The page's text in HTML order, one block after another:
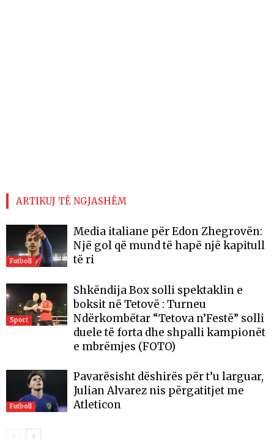
ARTIKUJ TË NGJASHËM
Futboll
Media italiane për Edon Zhegrovën:
Një gol që mund të hapë një kapitull
të ri
Sport
Shkëndija Box solli spektaklin e
boksit në Tetovë : Turneu
Ndërkombëtar “Tetova n’Festë” solli
duele të forta dhe shpalli kampionët
e mbrëmjes (FOTO)
Futboll
Pavarësisht dëshirës për t’u larguar,
Julian Alvarez nis përgatitjet me
Atleticon